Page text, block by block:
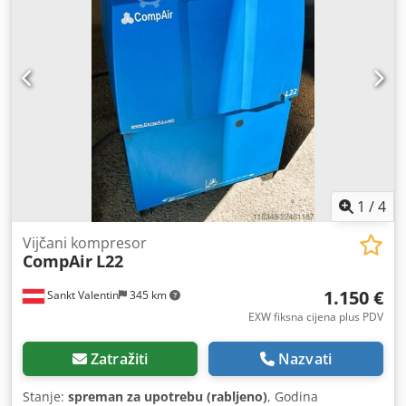
1 /4
Sankt Valentin 345 km
Vijčani kompresor
CompAir L22
1.150 €
EXW fiksna cijena plus PDV
Zatražiti Nazvati
Stanje: spreman za upotrebu (rabljeno), Godina